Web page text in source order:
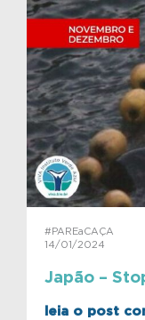
#PAREaCAÇA
14/01/2024
Japão –
leia o post